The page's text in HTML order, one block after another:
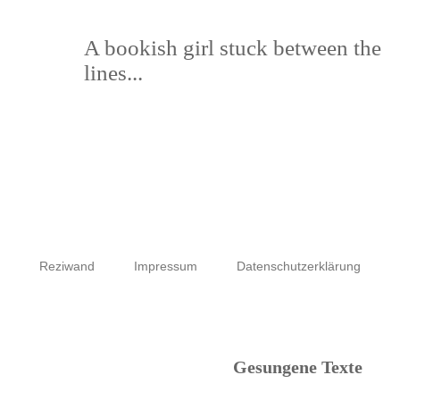
A bookish girl stuck between the
lines...
Reziwand Impressum Datenschutzerklärung
Gesungene Texte